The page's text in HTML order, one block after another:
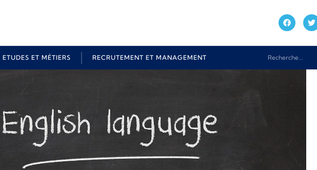
ETUDES ET MÉTIERS RECRUTEMENT ET MANAGEMENT